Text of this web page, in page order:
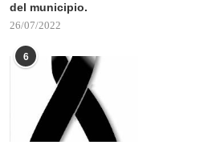
del municipio.
26/07/2022
6